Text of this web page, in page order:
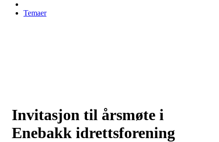
Temaer
Invitasjon til årsmøte i
Enebakk idrettsforening